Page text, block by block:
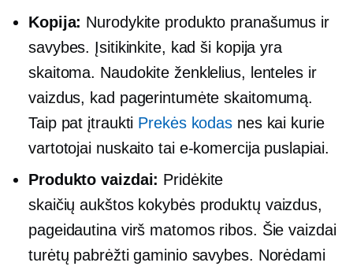
Kopija: Nurodykite produkto pranašumus ir
savybes. Įsitikinkite, kad ši kopija yra
skaitoma. Naudokite ženklelius, lenteles ir
vaizdus, ​​kad pagerintumėte skaitomumą.
Taip pat įtraukti Prekės kodas nes kai kurie
vartotojai nuskaito tai e-komercijapuslapiai.
Produkto vaizdai: Pridėkite
skaičiųaukštos kokybėsproduktų vaizdus, ​​
pageidautina virš matomos ribos. Šie vaizdai
turėtų pabrėžti gaminio savybes. Norėdami